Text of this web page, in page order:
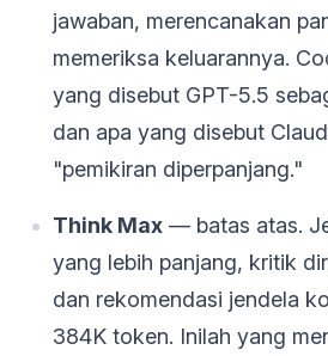
jawaban, merencanakan
memeriksa keluarannya.
yang disebut GPT-5.5
dan apa yang disebut
"pemikiran diperpanjang."
Think Max — batas atas.
yang lebih panjang, kritik
dan rekomendasi jendela
384K token. Inilah yang